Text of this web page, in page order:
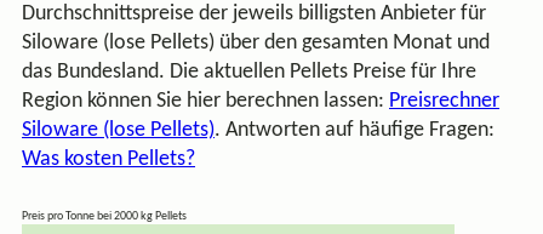
Durchschnittspreise der jeweils billigsten Anbieter für
Siloware (lose Pellets) über den gesamten Monat und
das Bundesland. Die aktuellen Pellets Preise für Ihre
Region können Sie hier berechnen lassen: Preisrechner
Siloware (lose Pellets). Antworten auf häufige Fragen:
Was kosten Pellets?
Preis pro Tonne bei 2000 kg Pellets